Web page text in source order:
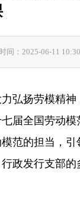
间：2025-06-11 10:30
弘扬劳模精
七届全国劳动
范的担当，
政发行支部